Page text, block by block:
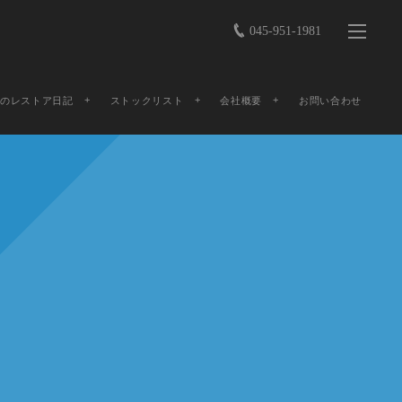
045-951-1981
レストア日記 ストックリスト 会社概要 お問い合わせ